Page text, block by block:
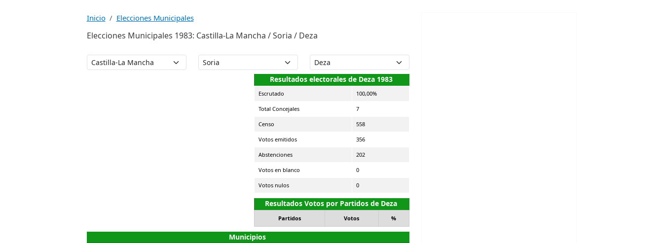
Inicio Elecciones Municipales
Elecciones Municipales 1983: Castilla-La Mancha / Soria / Deza
Resultados electorales de Deza 1983
Escrutado 100,00%
Total Concejales 7
Censo 558
Votos emitidos 356
Abstenciones 202
Votos en blanco 0
Votos nulos 0
Resultados Votos por Partidos de Deza
Partidos Votos %
Municipios